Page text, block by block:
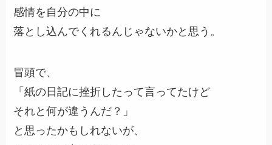
感情を自分の中に
落とし込んでくれるんじゃないかと思う。
冒頭で、
「紙の日記に挫折したって言ってたけど
それと何が違うんだ？」
と思ったかもしれないが、